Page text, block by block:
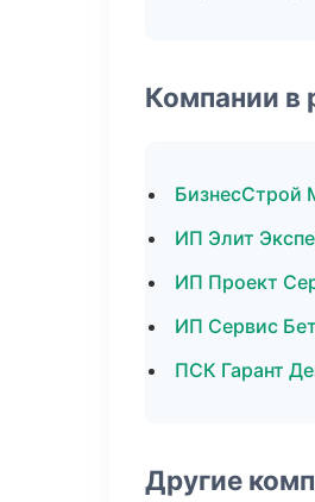
Компании в
БизнесСтрой
ИП Элит
ИП Проект
ИП Сервис
ПСК Гарант
Другие